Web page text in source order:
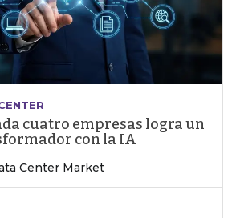
cuatro empresas logra un
con la IA
Center Market